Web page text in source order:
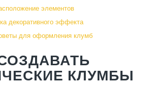
элементов
декоративного эффекта
для оформления клумб
КЛУМБЫ